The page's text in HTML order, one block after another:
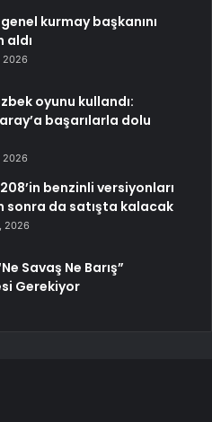
kurmay başkanını
aldı
2026
oyunu kullandı:
başarılarla dolu
2026
benzinli versiyonları
sonra da satışta kalacak
2026
Savaş Ne Barış”
Gerekiyor